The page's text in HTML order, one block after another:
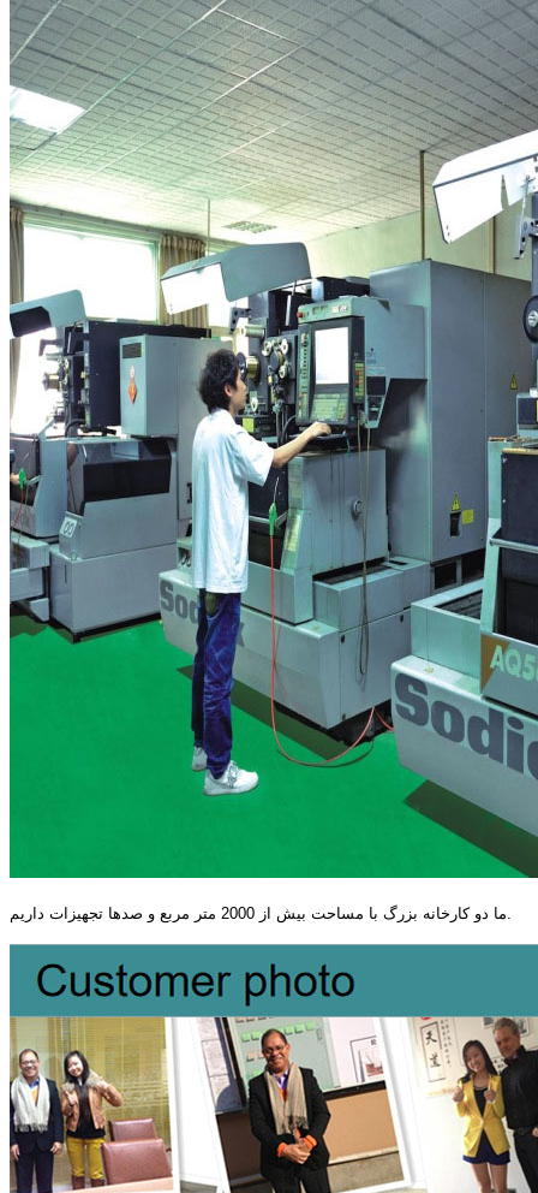
ما دو کارخانه بزرگ با مساحت بیش از 2000 متر مربع و صدها تجهیزات داریم.